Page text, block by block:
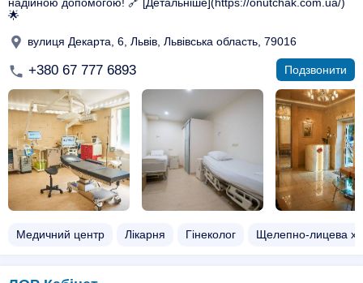
🌟
вулиця Декарта, 6, Львів, Львівська область, 79016
+380 67 777 6893 Подзвонити
Медичний центр Лікарня Гінеколог Щелепно-лицева